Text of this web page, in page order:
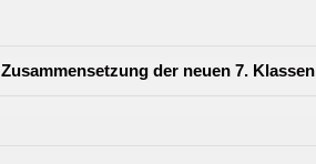
der neuen 7. Klassen